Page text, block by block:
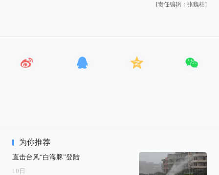
[责任编辑：张魏桔]
为你推荐
直击台风“白海豚”登陆
10 日